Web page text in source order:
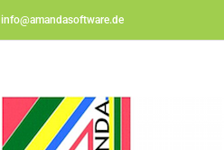
info@amandasoftware.de